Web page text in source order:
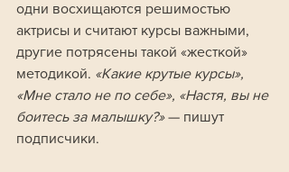
одни восхищаются решимостью
актрисы и считают курсы важными,
другие потрясены такой «жесткой»
методикой. «Какие крутые курсы»,
«Мне стало не по себе», «Настя, вы не
боитесь за малышку?» — пишут
подписчики.